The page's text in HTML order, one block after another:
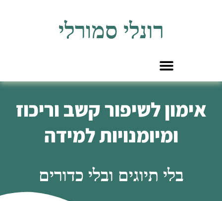
רונלי סמורלי
אימון לשיפור קשב וריכוז
ומיומנויות למידה
בלי תיוגים ובלי כדורים